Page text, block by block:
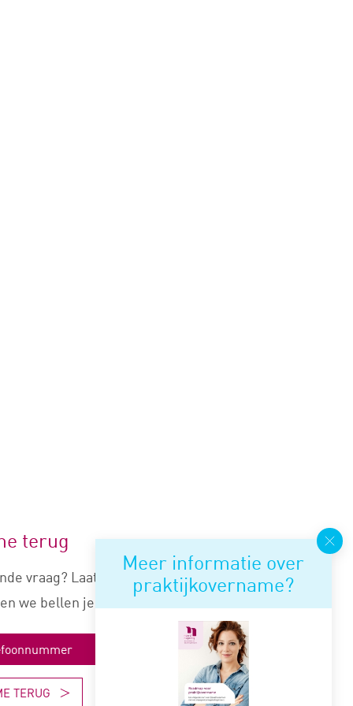
Meer informatie over
praktijkovername?
terug
vraag? Laat je nummer
we bellen je snel terug.
TERUG